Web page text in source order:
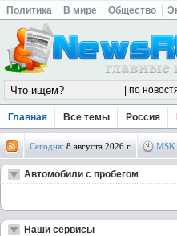
Политика В мире Общество
Главная Все темы Россия
Сегодня: 8 августа 2026 г. MSK
Автомобили с пробегом
Наши сервисы